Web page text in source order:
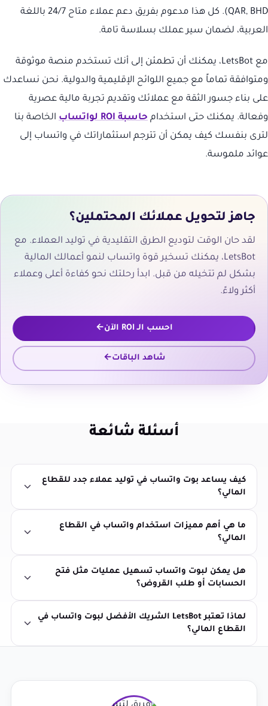
QAR, BHD). كل هذا مدعوم بفريق دعم عملاء متاح 24/7 باللغة
العربية، لضمان سير عملك بسلاسة تامة.
مع LetsBot، يمكنك أن تطمئن إلى أنك تستخدم منصة موثوقة
ومتوافقة تماماً مع جميع اللوائح الإقليمية والدولية. نحن نساعدك
على بناء جسور الثقة مع عملائك وتقديم تجربة مالية عصرية
وفعالة. يمكنك حتى استخدام حاسبة ROI لواتساب
الخاصة بنا
لترى بنفسك كيف يمكن أن تترجم استثماراتك في واتساب إلى
عوائد ملموسة.
جاهز لتحويل عملائك المحتملين؟
لقد حان الوقت لتوديع الطرق التقليدية في توليد العملاء. مع
LetsBot، يمكنك تسخير قوة واتساب لنمو أعمالك المالية
بشكل لم تتخيله من قبل. ابدأ رحلتك نحو كفاءة أعلى وعملاء
أكثر ولاءً.
احسب الـ ROI الآن
شاهد الباقات
أسئلة شائعة
كيف يساعد بوت واتساب في توليد عملاء جدد للقطاع
المالي؟
ما هي أهم مميزات استخدام واتساب في القطاع
المالي؟
هل يمكن لبوت واتساب تسهيل عمليات مثل فتح
الحسابات أو طلب القروض؟
لماذا تعتبر LetsBot الشريك الأفضل لبوت واتساب في
القطاع المالي؟